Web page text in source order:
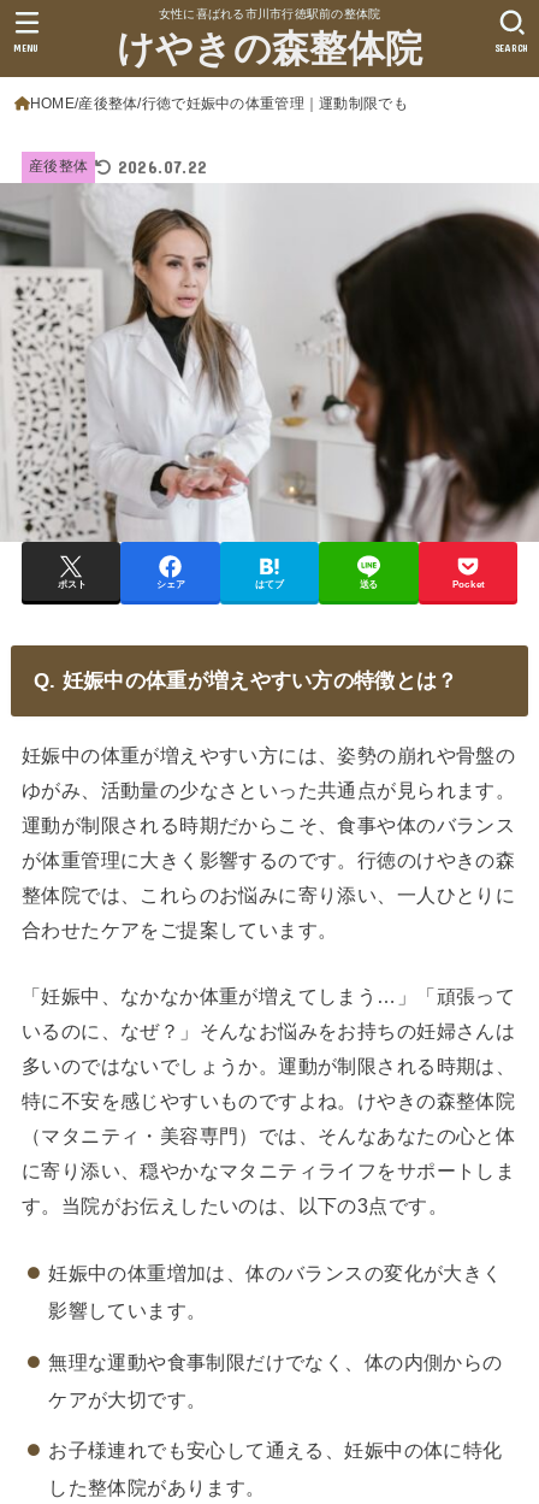
女性に喜ばれる市川市行徳駅前の整体院
けやきの森整体院 SEARCH
MENU
HOME 産後整体 行徳で妊娠中の体重管理｜運動制限でも
産後整体 2026.07.22
ポスト シェア はてブ 送る Pocket
Q. 妊娠中の体重が増えやすい方の特徴とは？
妊娠中の体重が増えやすい方には、姿勢の崩れや骨盤の
ゆがみ、活動量の少なさといった共通点が見られます。
運動が制限される時期だからこそ、食事や体のバランス
が体重管理に大きく影響するのです。行徳のけやきの森
整体院では、これらのお悩みに寄り添い、一人ひとりに
合わせたケアをご提案しています。
「妊娠中、なかなか体重が増えてしまう…」「頑張って
いるのに、なぜ？」そんなお悩みをお持ちの妊婦さんは
多いのではないでしょうか。運動が制限される時期は、
特に不安を感じやすいものですよね。けやきの森整体院
（マタニティ・美容専門）では、そんなあなたの心と体
に寄り添い、穏やかなマタニティライフをサポートしま
す。当院がお伝えしたいのは、以下の3点です。
妊娠中の体重増加は、体のバランスの変化が大きく
影響しています。
無理な運動や食事制限だけでなく、体の内側からの
ケアが大切です。
お子様連れでも安心して通える、妊娠中の体に特化
した整体院があります。